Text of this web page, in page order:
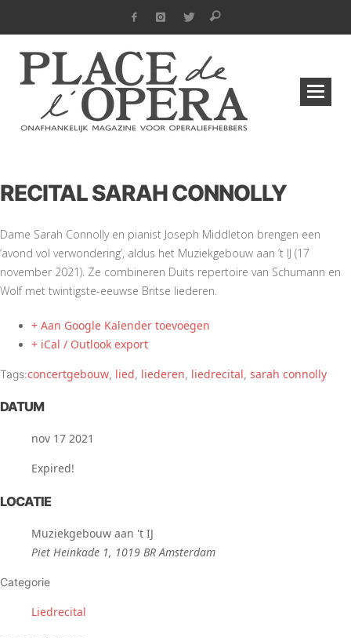
RECITAL SARAH CONNOLLY
Dame Sarah Connolly en pianist Joseph Middleton brengen een
‘avond vol verwondering’, aldus het Muziekgebouw aan ’t IJ (17
november 2021). Ze combineren Duits repertoire van Schumann en
Wolf met twintigste-eeuwse Britse liederen.
+ Aan Google Kalender toevoegen
+ iCal / Outlook export
Tags:concertgebouw, lied, liederen, liedrecital, sarah connolly
DATUM
nov 17 2021
Expired!
LOCATIE
Muziekgebouw aan 't IJ
Piet Heinkade 1, 1019 BR Amsterdam
Categorie
Liedrecital